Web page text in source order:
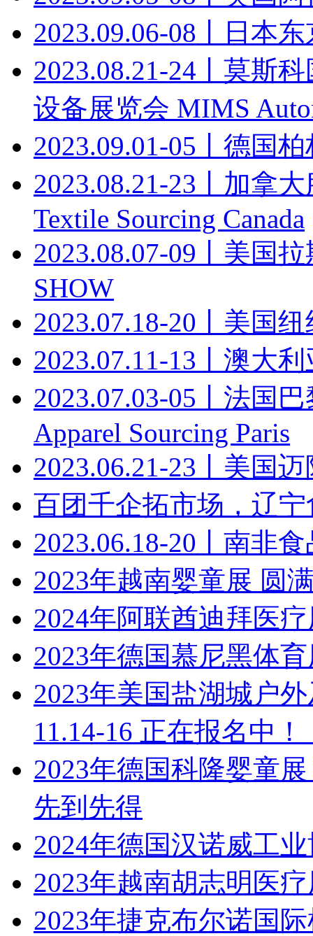
2023.09.06-08丨日本
2023.08.21-24丨莫斯
设备展览会 MIMS
2023.09.01-05丨德国
2023.08.21-23丨加拿
Textile Sourcing Canada
2023.08.07-09丨美国
SHOW
2023.07.18-20丨美国
2023.07.11-13丨澳大
2023.07.03-05丨法国
Apparel Sourcing Paris
2023.06.21-23丨美国
百团千企拓市场，辽
2023.06.18-20丨南非
2023年越南婴童展 圆
2024年阿联酋迪拜医
2023年德国慕尼黑体
2023年美国盐湖城户
11.14-16 正在报名中！
2023年德国科隆婴童
先到先得
2024年德国汉诺威工
2023年越南胡志明医
2023年捷克布尔诺国